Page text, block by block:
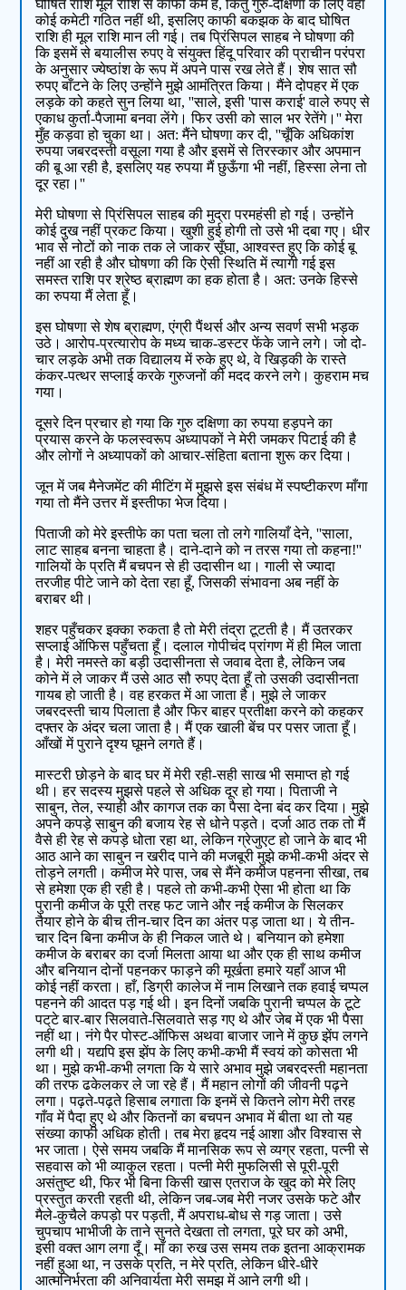
घोषित राशि मूल राशि से काफी कम है, किंतु गुरु-दक्षिणा के लिए वहाँ
कोई कमेटी गठित नहीं थी, इसलिए काफी बकझक के बाद घोषित
राशि ही मूल राशि मान ली गई। तब प्रिंसिपल साहब ने घोषणा की
कि इसमें से बयालीस रुपए वे संयुक्त हिंदू परिवार की प्राचीन परंपरा
के अनुसार ज्येष्ठांश के रूप में अपने पास रख लेते हैं। शेष सात सौ
रुपए बाँटने के लिए उन्होंने मुझे आमंत्रित किया। मैंने दोपहर में एक
लड़के को कहते सुन लिया था, ''साले, इसी 'पास कराई' वाले रुपए से
एकाध कुर्ता-पैजामा बनवा लेंगे। फिर उसी को साल भर रेतेंगे।'' मेरा
मुँह कड़वा हो चुका था। अत: मैंने घोषणा कर दी, ''चूँकि अधिकांश
रुपया जबरदस्ती वसूला गया है और इसमें से तिरस्कार और अपमान
की बू आ रही है, इसलिए यह रुपया मैं छुऊँगा भी नहीं, हिस्सा लेना तो
दूर रहा।''
मेरी घोषणा से प्रिंसिपल साहब की मुद्रा परमहंसी हो गई। उन्होंने
कोई दुख नहीं प्रकट किया। खुशी हुई होगी तो उसे भी दबा गए। धीर
भाव से नोटों को नाक तक ले जाकर सूँघा, आश्वस्त हुए कि कोई बू
नहीं आ रही है और घोषणा की कि ऐसी स्थिति में त्यागी गई इस
समस्त राशि पर श्रेष्ठ ब्राह्मण का हक होता है। अत: उनके हिस्से
का रुपया मैं लेता हूँ।
इस घोषणा से शेष ब्राह्मण, एंग्री पैंथर्स और अन्य सवर्ण सभी भड़क
उठे। आरोप-प्रत्यारोप के मध्य चाक-डस्टर फेंके जाने लगे। जो दो-
चार लड़के अभी तक विद्यालय में रुके हुए थे, वे खिड़की के रास्ते
कंकर-पत्थर सप्लाई करके गुरुजनों की मदद करने लगे। कुहराम मच
गया।
दूसरे दिन प्रचार हो गया कि गुरु दक्षिणा का रुपया हड़पने का
प्रयास करने के फलस्वरूप अध्यापकों ने मेरी जमकर पिटाई की है
और लोगों ने अध्यापकों को आचार-संहिता बताना शुरू कर दिया।
जून में जब मैनेजमेंट की मीटिंग में मुझसे इस संबंध में स्पष्टीकरण माँगा
गया तो मैंने उत्तर में इस्तीफा भेज दिया।
पिताजी को मेरे इस्तीफे का पता चला तो लगे गालियाँ देने, ''साला,
लाट साहब बनना चाहता है। दाने-दाने को न तरस गया तो कहना!''
गालियों के प्रति मैं बचपन से ही उदासीन था। गाली से ज्यादा
तरजीह पीटे जाने को देता रहा हूँ, जिसकी संभावना अब नहीं के
बराबर थी।
शहर पहुँचकर इक्का रुकता है तो मेरी तंद्रा टूटती है। मैं उतरकर
सप्लाई ऑफिस पहुँचता हूँ। दलाल गोपीचंद प्रांगण में ही मिल जाता
है। मेरी नमस्ते का बड़ी उदासीनता से जवाब देता है, लेकिन जब
कोने में ले जाकर मैं उसे आठ सौ रुपए देता हूँ तो उसकी उदासीनता
गायब हो जाती है। वह हरकत में आ जाता है। मुझे ले जाकर
जबरदस्ती चाय पिलाता है और फिर बाहर प्रतीक्षा करने को कहकर
दफ्तर के अंदर चला जाता है। मैं एक खाली बेंच पर पसर जाता हूँ।
आँखों में पुराने दृश्य घूमने लगते हैं।
मास्टरी छोड़ने के बाद घर में मेरी रही-सही साख भी समाप्त हो गई
थी। हर सदस्य मुझसे पहले से अधिक दूर हो गया। पिताजी ने
साबुन, तेल, स्याही और कागज तक का पैसा देना बंद कर दिया। मुझे
अपने कपड़े साबुन की बजाय रेह से धोने पड़ते। दर्जा आठ तक तो मैं
वैसे ही रेह से कपड़े धोता रहा था, लेकिन ग्रेजुएट हो जाने के बाद भी
आठ आने का साबुन न खरीद पाने की मजबूरी मुझे कभी-कभी अंदर से
तोड़ने लगती। कमीज मेरे पास, जब से मैंने कमीज पहनना सीखा, तब
से हमेशा एक ही रही है। पहले तो कभी-कभी ऐसा भी होता था कि
पुरानी कमीज के पूरी तरह फट जाने और नई कमीज के सिलकर
तैयार होने के बीच तीन-चार दिन का अंतर पड़ जाता था। ये तीन-
चार दिन बिना कमीज के ही निकल जाते थे। बनियान को हमेशा
कमीज के बराबर का दर्जा मिलता आया था और एक ही साथ कमीज
और बनियान दोनों पहनकर फाड़ने की मूर्खता हमारे यहाँ आज भी
कोई नहीं करता। हाँ, डिग्री कालेज में नाम लिखाने तक हवाई चप्पल
पहनने की आदत पड़ गई थी। इन दिनों जबकि पुरानी चप्पल के टूटे
पट्‌टे बार-बार सिलवाते-सिलवाते सड़ गए थे और जेब में एक भी पैसा
नहीं था। नंगे पैर पोस्ट-ऑफिस अथवा बाजार जाने में कुछ झेंप लगने
लगी थी। यद्यपि इस झेंप के लिए कभी-कभी मैं स्वयं को कोसता भी
था। मुझे कभी-कभी लगता कि ये सारे अभाव मुझे जबरदस्ती महानता
की तरफ ढकेलकर ले जा रहे हैं। मैं महान लोगों की जीवनी पढ़ने
लगा। पढ़ते-पढ़ते हिसाब लगाता कि इनमें से कितने लोग मेरी तरह
गाँव में पैदा हुए थे और कितनों का बचपन अभाव में बीता था तो यह
संख्या काफी अधिक होती। तब मेरा हृदय नई आशा और विश्वास से
भर जाता। ऐसे समय जबकि मैं मानसिक रूप से व्यग्र रहता, पत्नी से
सहवास को भी व्याकुल रहता। पत्नी मेरी मुफलिसी से पूरी-पूरी
असंतुष्ट थी, फिर भी बिना किसी खास एतराज के खुद को मेरे लिए
प्रस्तुत करती रहती थी, लेकिन जब-जब मेरी नजर उसके फटे और
मैले-कुचैले कपड़ो पर पड़ती, मैं अपराध-बोध से गड़ जाता। उसे
चुपचाप भाभीजी के ताने सुनते देखता तो लगता, पूरे घर को अभी,
इसी वक्त आग लगा दूँ। माँ का रुख उस समय तक इतना आक्रामक
नहीं हुआ था, न उसके प्रति, न मेरे प्रति, लेकिन धीरे-धीरे
आत्मनिर्भरता की अनिवार्यता मेरी समझ में आने लगी थी।